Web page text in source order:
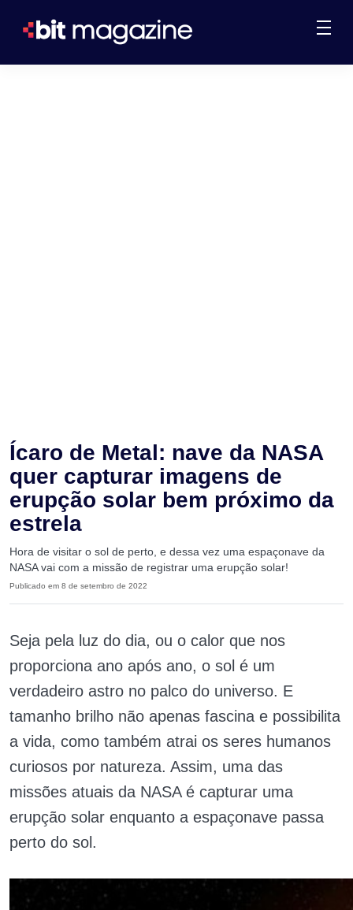
Ícaro de Metal: nave da NASA
quer capturar imagens de
erupção solar bem próximo da
estrela
Hora de visitar o sol de perto, e dessa vez uma espaçonave da
NASA vai com a missão de registrar uma erupção solar!
Publicado em 8 de setembro de 2022
Seja pela luz do dia, ou o calor que nos
proporciona ano após ano, o sol é um
verdadeiro astro no palco do universo. E
tamanho brilho não apenas fascina e possibilita
a vida, como também atrai os seres humanos
curiosos por natureza. Assim, uma das
missões atuais da NASA é capturar uma
erupção solar enquanto a espaçonave passa
perto do sol.